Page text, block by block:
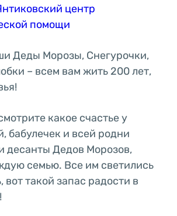
центр
помощи
Деды Морозы, Снегурочки,
– всем вам жить 200 лет,
какое счастье у
бабулечек и всей родни
десанты Дедов Морозов,
семью. Все им светились
вот такой запас радости в